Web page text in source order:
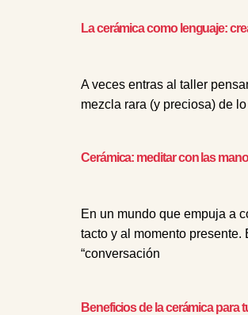
La cerámica como lenguaje:
A veces entras al taller
mezcla rara (y preciosa) de
Cerámica: meditar con las
En un mundo que empuja a
tacto y al momento presente.
“conversación
Beneficios de la cerámica para